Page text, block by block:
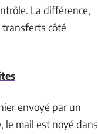
La différence,
transferts côté
envoyé par un
le mail est noyé dans